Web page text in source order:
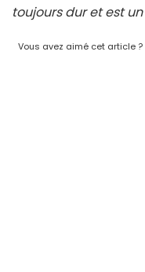
toujours dur et est
Vous avez aimé cet article